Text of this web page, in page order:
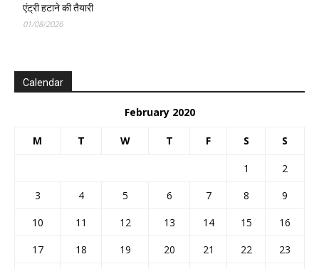
एंट्री हटाने की तैयारी
01/08/2026
Calendar
February 2020
M T W T F S S
1
2
3
4 5 6 7 8
9
10
11 12 13 14 15
16
17
18 19 20 21 22
23